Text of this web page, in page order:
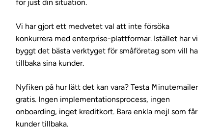
för just din situation.
Vi har gjort ett medvetet val att inte försöka
konkurrera med enterprise-plattformar. Istället har vi
byggt det bästa verktyget för småföretag som vill ha
tillbaka sina kunder.
Nyfiken på hur lätt det kan vara? Testa Minutemailer
gratis. Ingen implementationsprocess, ingen
onboarding, inget kreditkort. Bara enkla mejl som får
kunder tillbaka.